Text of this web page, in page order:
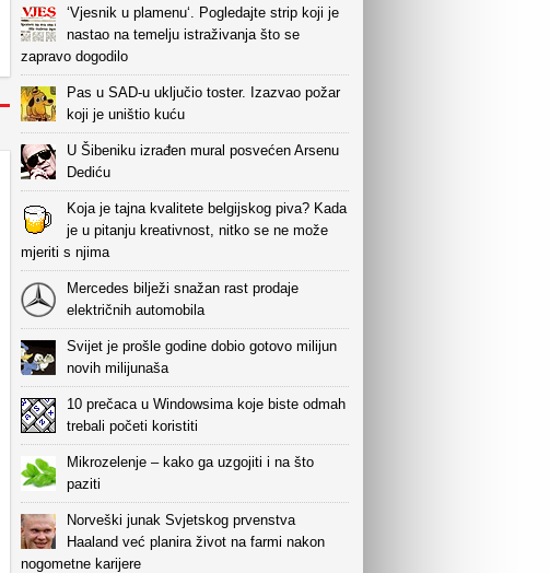
‘Vjesnik u plamenu‘. Pogledajte strip koji je
nastao na temelju istraživanja što se
zapravo dogodilo
Pas u SAD-u uključio toster. Izazvao požar
koji je uništio kuću
U Šibeniku izrađen mural posvećen Arsenu
Dediću
Koja je tajna kvalitete belgijskog piva? Kada
je u pitanju kreativnost, nitko se ne može
mjeriti s njima
Mercedes bilježi snažan rast prodaje
električnih automobila
Svijet je prošle godine dobio gotovo milijun
novih milijunaša
10 prečaca u Windowsima koje biste odmah
trebali početi koristiti
Mikrozelenje – kako ga uzgojiti i na što
paziti
Norveški junak Svjetskog prvenstva
Haaland već planira život na farmi nakon
nogometne karijere